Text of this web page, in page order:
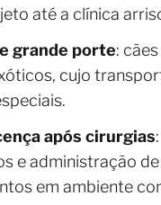
até a clínica
grande porte:
cujo
após cirurgias
e administração de
em ambiente